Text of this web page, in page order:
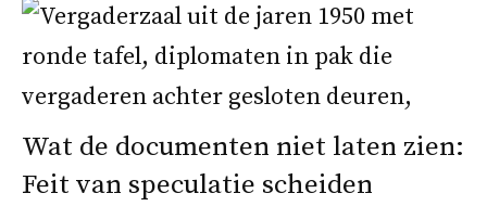
Wat de documenten niet laten zien:
Feit van speculatie scheiden